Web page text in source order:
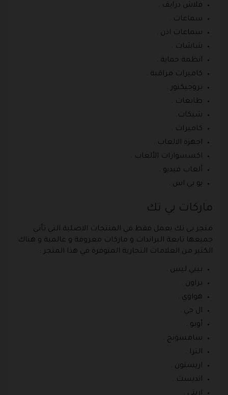
فلاش درايف .
سماعات .
سماعات اذن .
شاشات .
انظمة حماية .
كاميرات مراقبة .
بروجيكتور .
طابعات .
شبكات.
كاميرات .
اجهزة الالعاب .
اكسسوارات الألعاب .
ألعاب فيديو .
يو بي اس .
ماركات بي تك
متجر بي تك يعمل فقط في المنتجات الاصلية التي تأتي
جميعها تابعة البراندات و ماركات معروفة و عالمية و هناك
الكثير من العلامات التجارية المتوفرة في هذا المتجر :
بيبي ليس .
براون .
هواوي .
ال جي .
أوبو .
سامسونج .
الترا .
اريستون .
انديست .